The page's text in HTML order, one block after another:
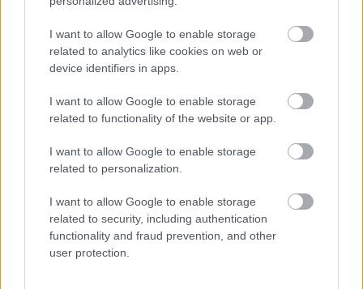
I want to allow Google to enable storage
related to analytics like cookies on web or
device identifiers in apps.
I want to allow Google to enable storage
related to functionality of the website or app.
I want to allow Google to enable storage
related to personalization.
I want to allow Google to enable storage
related to security, including authentication
functionality and fraud prevention, and other
user protection.
taktikákkal élnek. Számukra nincs is más
valóság, hiszen nem először csinálják: mindenkit
így kezelnek, nem csak bennünket.
Az asszertív kommunikációban fontos szerepe
van az időkérésnek. Ha egy adott helyzetben
hirtelen ér egy támadás bennünket, akkor igenis
kereshetünk alkalmasabb szituációt, és
összeszedett gondolatokkal is visszatérhetünk rá.
Konkrét helyzeteket mondjunk az illetőnek, és
írjuk le, hogy mely viselkedése volt